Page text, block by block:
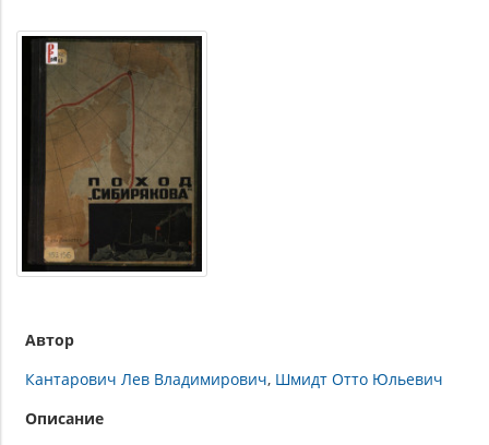
Автор
Кантарович Лев Владимирович Шмидт Отто Юльевич
Описание